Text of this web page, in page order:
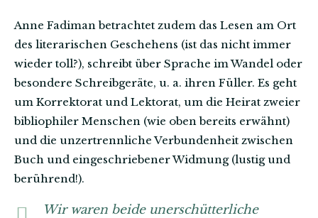
Anne Fadiman betrachtet zudem das Lesen am Ort
des literarischen Geschehens (ist das nicht immer
wieder toll?), schreibt über Sprache im Wandel oder
besondere Schreibgeräte, u. a. ihren Füller. Es geht
um Korrektorat und Lektorat, um die Heirat zweier
bibliophiler Menschen (wie oben bereits erwähnt)
und die unzertrennliche Verbundenheit zwischen
Buch und eingeschriebener Widmung (lustig und
berührend!).
Wir waren beide unerschütterliche